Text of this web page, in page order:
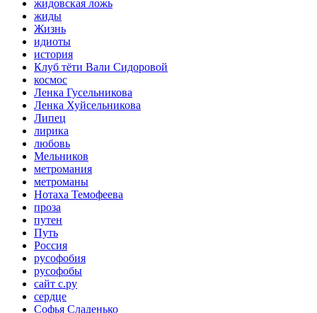
жидовская ложь
жиды
Жизнь
идиоты
история
Клуб тёти Вали Сидоровой
космос
Ленка Гусельникова
Ленка Хуйсельникова
Липец
лирика
любовь
Мельников
метромания
метроманы
Нотаха Темофеева
проза
путен
Путь
Россия
русофобия
русофобы
сайт с.ру
сердце
Софья Сладенько